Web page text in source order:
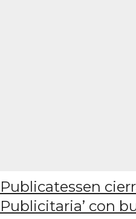
Publicatessen
Publicitaria’ con